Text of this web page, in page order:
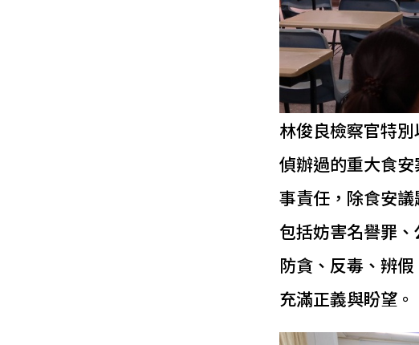
林俊良檢察官特
偵辦過的重大食
事責任，除食安
包括妨害名譽罪
防貪、反毒、辨
充滿正義與盼望。